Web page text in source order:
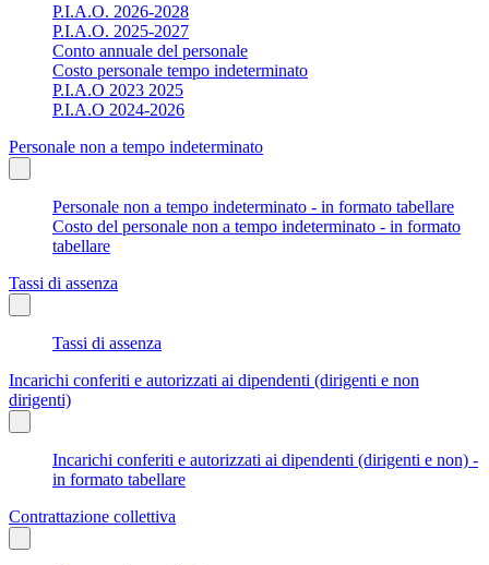
P.I.A.O. 2026-2028
P.I.A.O. 2025-2027
Conto annuale del personale
Costo personale tempo indeterminato
P.I.A.O 2023 2025
P.I.A.O 2024-2026
Personale non a tempo indeterminato
Personale non a tempo indeterminato - in formato tabellare
Costo del personale non a tempo indeterminato - in formato
tabellare
Tassi di assenza
Tassi di assenza
Incarichi conferiti e autorizzati ai dipendenti (dirigenti e non
dirigenti)
Incarichi conferiti e autorizzati ai dipendenti (dirigenti e non) -
in formato tabellare
Contrattazione collettiva